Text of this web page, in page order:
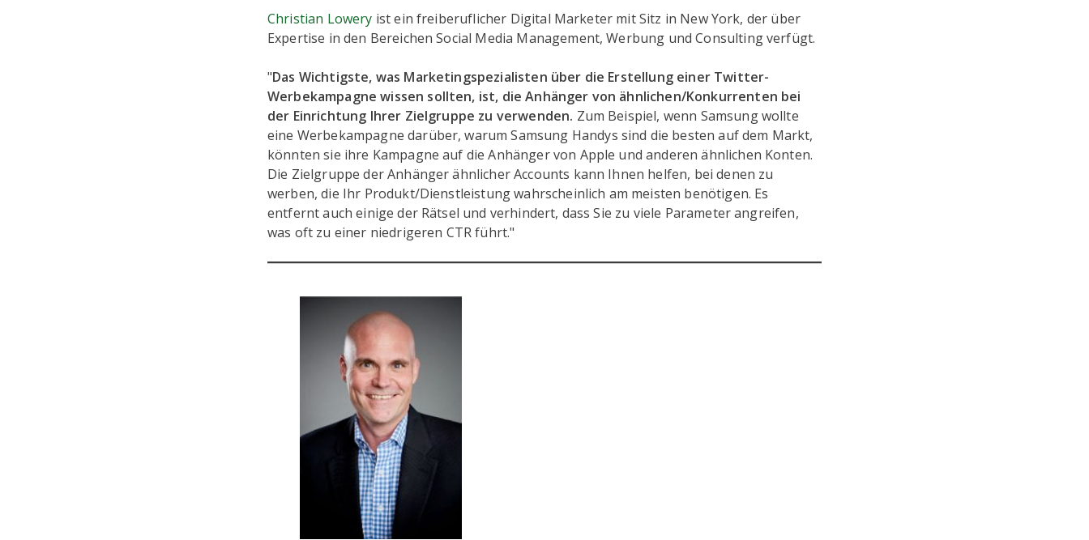
Christian Lowery ist ein freiberuflicher Digital Marketer mit Sitz in New York, der über
Expertise in den Bereichen Social Media Management, Werbung und Consulting verfügt.
"Das Wichtigste, was Marketingspezialisten über die Erstellung einer Twitter-
Werbekampagne wissen sollten, ist, die Anhänger von ähnlichen/Konkurrenten bei
der Einrichtung Ihrer Zielgruppe zu verwenden. Zum Beispiel, wenn Samsung wollte
eine Werbekampagne darüber, warum Samsung Handys sind die besten auf dem Markt,
könnten sie ihre Kampagne auf die Anhänger von Apple und anderen ähnlichen Konten.
Die Zielgruppe der Anhänger ähnlicher Accounts kann Ihnen helfen, bei denen zu
werben, die Ihr Produkt/Dienstleistung wahrscheinlich am meisten benötigen. Es
entfernt auch einige der Rätsel und verhindert, dass Sie zu viele Parameter angreifen,
was oft zu einer niedrigeren CTR führt."